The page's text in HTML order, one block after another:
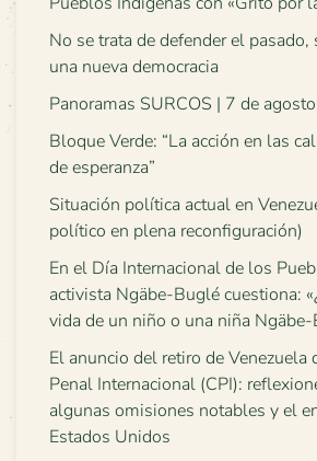
No se trata de defender el
una nueva democracia
Panoramas SURCOS | 7 de
Bloque Verde: “La acción en las
de esperanza”
Situación política actual en
político en plena reconfiguración)
En el Día Internacional de los
activista Ngäbe-Buglé cuestiona:
vida de un niño o una niña Ngäbe-
El anuncio del retiro de Venezuela
Penal Internacional (CPI):
algunas omisiones notables y el
Estados Unidos